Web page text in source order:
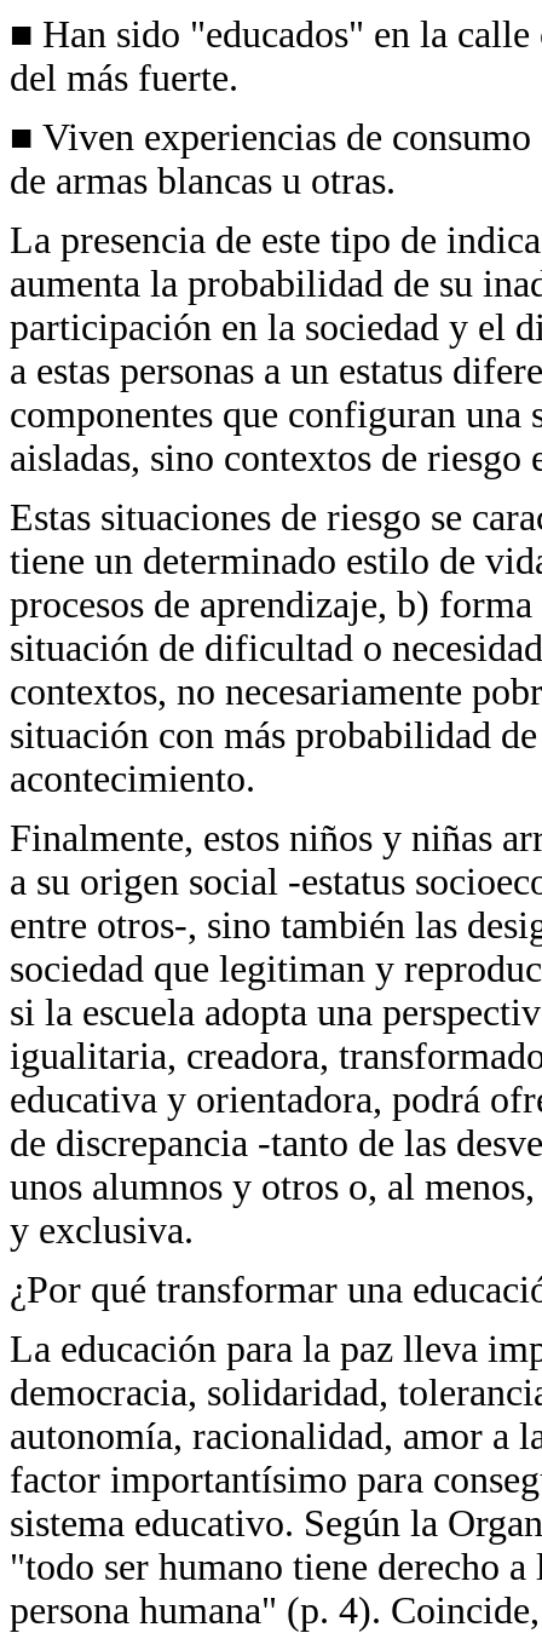
■ Han sido "educados" en la
del más fuerte.
■ Viven experiencias de
de armas blancas u otras.
La presencia de este tipo de
aumenta la probabilidad de su
participación en la sociedad y el
a estas personas a un estatus
componentes que configuran una
aisladas, sino contextos de riesgo
Estas situaciones de riesgo se
tiene un determinado estilo de
procesos de aprendizaje, b)
situación de dificultad o
contextos, no necesariamente
situación con más probabilidad
acontecimiento.
Finalmente, estos niños y niñas
a su origen social -estatus
entre otros-, sino también las
sociedad que legitiman y
si la escuela adopta una
igualitaria, creadora,
educativa y orientadora, podrá
de discrepancia -tanto de las
unos alumnos y otros o, al
y exclusiva.
¿Por qué transformar una
La educación para la paz lleva
democracia, solidaridad,
autonomía, racionalidad, amor a
factor importantísimo para
sistema educativo. Según la
"todo ser humano tiene derecho
persona humana" (p. 4).